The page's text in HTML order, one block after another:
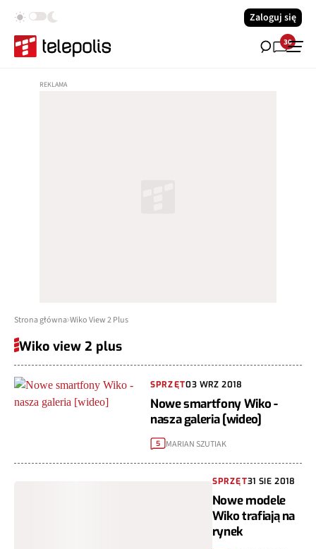
Zaloguj się
30
Strona główna Wiko View 2 Plus
Wiko view 2 plus
SPRZĘT03 WRZ 2018
Nowe smartfony Wiko -
nasza galeria [wideo]
5 MARIAN SZUTIAK
SPRZĘT31 SIE 2018
Nowe modele
Wiko trafiają na
rynek